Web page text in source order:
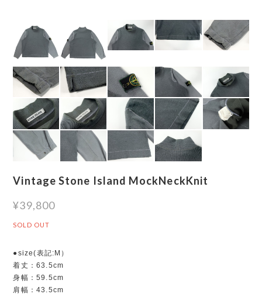
Vintage Stone Island MockNeckKnit
¥39,800
SOLD OUT
●size(表記:M）
着丈：63.5cm
身幅：59.5cm
肩幅：43.5cm